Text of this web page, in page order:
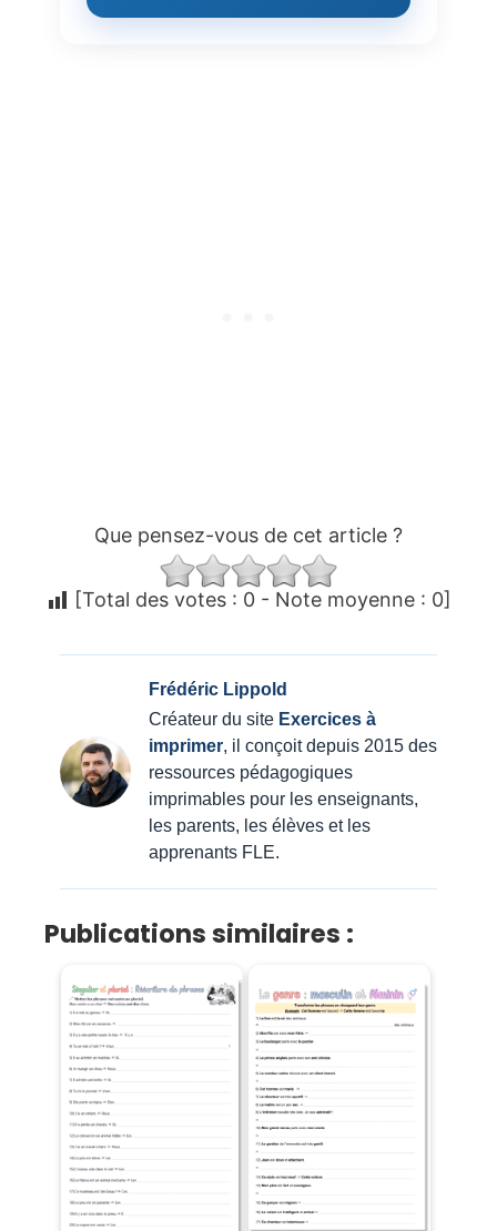
Que pensez-vous de cet article ?
[Total des votes : 0- Note moyenne : 0]
Frédéric Lippold
Créateur du site Exercices à
imprimer, il conçoit depuis 2015 des
ressources pédagogiques
imprimables pour les enseignants,
les parents, les élèves et les
apprenants FLE.
Publications similaires :